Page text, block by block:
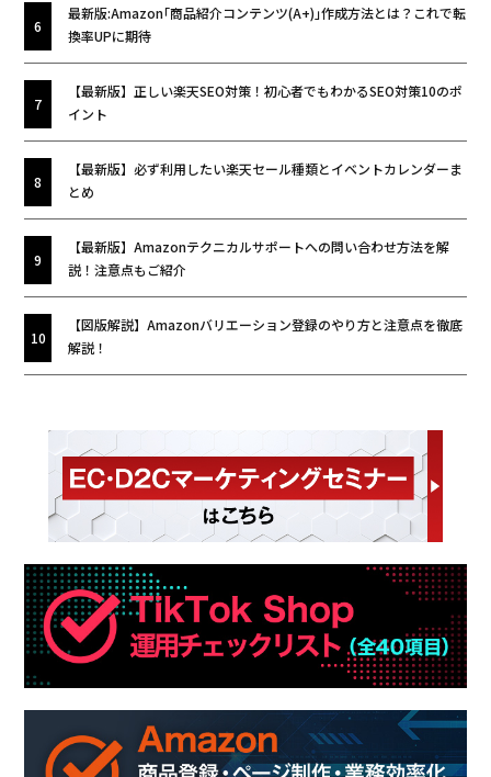
最新版:Amazon｢商品紹介コンテンツ(A+)｣作成方法とは？これで転
換率UPに期待
【最新版】正しい楽天SEO対策！初心者でもわかるSEO対策10のポ
イント
【最新版】必ず利用したい楽天セール種類とイベントカレンダーま
とめ
【最新版】Amazonテクニカルサポートへの問い合わせ方法を解
説！注意点もご紹介
【図版解説】Amazonバリエーション登録のやり方と注意点を徹底
解説！